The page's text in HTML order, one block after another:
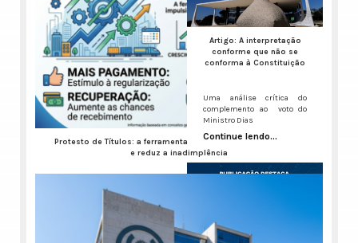
Protesto de Títulos: a ferramenta que impulsiona a economia
e reduz a inadimplência
A inadimplência no Brasil virou um ruído de fundo constante,
Artigo: A interpretação
conforme que não se
conforma à Constituição
Uma análise crítica do
complemento ao voto do
Ministro Dias
Continue lendo...